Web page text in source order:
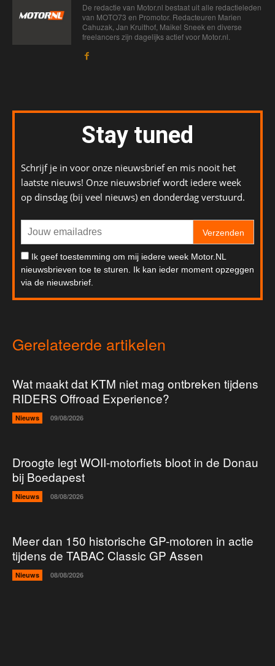
De redactie van Motor.nl bestaat uit alle redactieleden
van MOTO73 en Promotor. Redacteuren Marien
Cahuzak, Jan Kruithof, Maikel Sneek en diverse
freelancers zijn dagelijks actief voor Motor.nl.
Stay tuned
Schrijf je in voor onze nieuwsbrief en mis nooit het
laatste nieuws! Onze nieuwsbrief wordt iedere week
op dinsdag (bij veel nieuws) en donderdag verstuurd.
Verzenden
Ik geef toestemming om mij iedere week Motor.NL
nieuwsbrieven toe te sturen. Ik kan ieder moment opzeggen
via de nieuwsbrief.
Gerelateerde artikelen
Wat maakt dat KTM niet mag ontbreken tijdens
RIDERS Offroad Experience?
Nieuws 09/08/2026
Droogte legt WOII-motorfiets bloot in de Donau
bij Boedapest
Nieuws 08/08/2026
Meer dan 150 historische GP-motoren in actie
tijdens de TABAC Classic GP Assen
Nieuws 08/08/2026